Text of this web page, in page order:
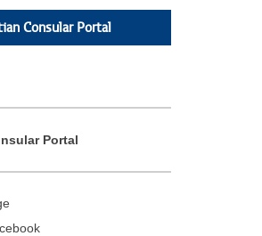
Consular Portal
Portal